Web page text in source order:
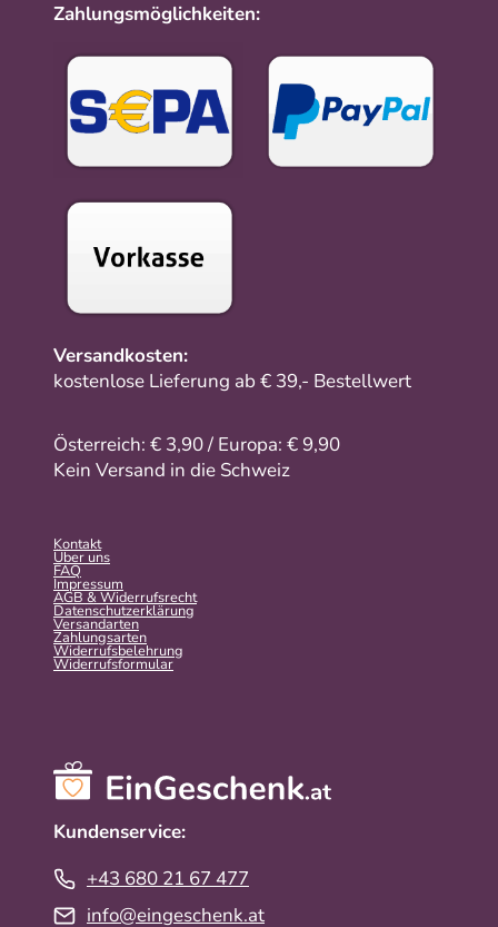
Zahlungsmöglichkeiten:
Versandkosten:
kostenlose Lieferung ab € 39,- Bestellwert
Österreich: € 3,90 / Europa: € 9,90
Kein Versand in die Schweiz
Kontakt
Über uns
FAQ
Impressum
AGB & Widerrufsrecht
Datenschutzerklärung
Versandarten
Zahlungsarten
Widerrufsbelehrung
Widerrufs­formular
Kundenservice:
+43 680 21 67 477
info@eingeschenk.at